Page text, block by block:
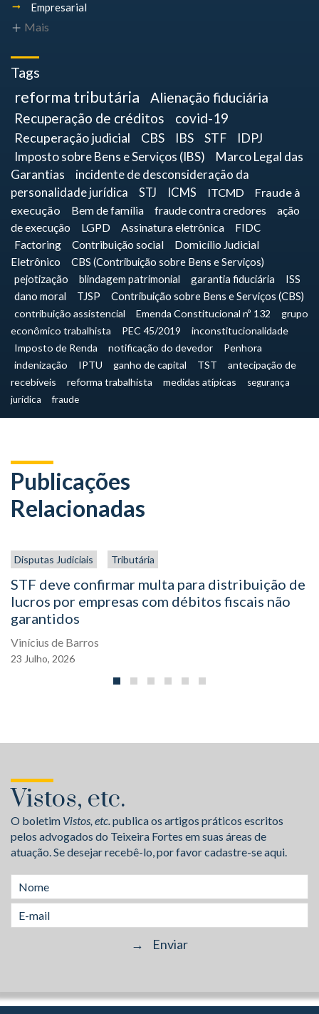
Empresarial
Mais
Tags
reforma tributária
Alienação fiduciária
Recuperação de créditos
covid-19
Recuperação judicial CBS IBS STF
IDPJ
Imposto sobre Bens e Serviços (IBS)
Marco Legal das
Garantias
incidente de desconsideração da
personalidade jurídica
STJ ICMS ITCMD
Fraude à
execução
Bem de família fraude contra credores
ação
de execução
LGPD Assinatura eletrônica
FIDC
Factoring
Contribuição social
Domicílio Judicial
Eletrônico
CBS (Contribuição sobre Bens e Serviços)
pejotização
blindagem patrimonial garantia fiduciária
ISS
dano moral
TJSP Contribuição sobre Bens e Serviços (CBS)
contribuição assistencial Emenda Constitucional nº 132
grupo
econômico trabalhista
PEC 45/2019
inconstitucionalidade
Imposto de Renda
notificação do devedor
Penhora
indenização
IPTU ganho de capital TST
antecipação de
recebíveis
reforma trabalhista medidas atípicas
segurança
jurídica
fraude
Publicações
Relacionadas
Disputas Judiciais Tributária
STF deve confirmar multa para distribuição de
lucros por empresas com débitos fiscais não
garantidos
Vinícius de Barros
23 Julho, 2026
Vistos, etc.
O boletim Vistos, etc.publica os artigos práticos escritos
pelos advogados do Teixeira Fortes em suas áreas de
atuação. Se desejar recebê-lo, por favor cadastre-se aqui.